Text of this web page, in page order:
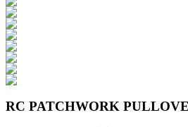
RC PATCHWORK